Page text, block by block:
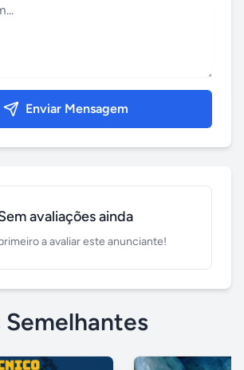
Enviar Mensagem
avaliações ainda
a avaliar este anunciante!